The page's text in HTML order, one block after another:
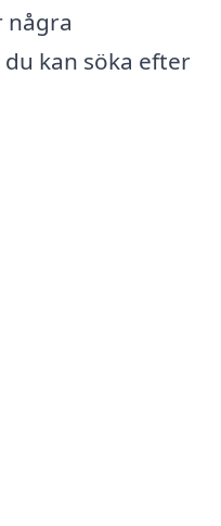
några
kan söka efter